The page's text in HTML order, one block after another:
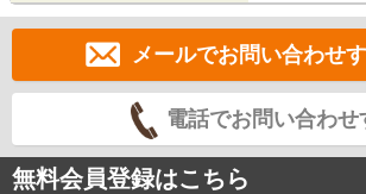
メールでお問い合わせ
電話でお問い合わせ
無料会員登録はこちら